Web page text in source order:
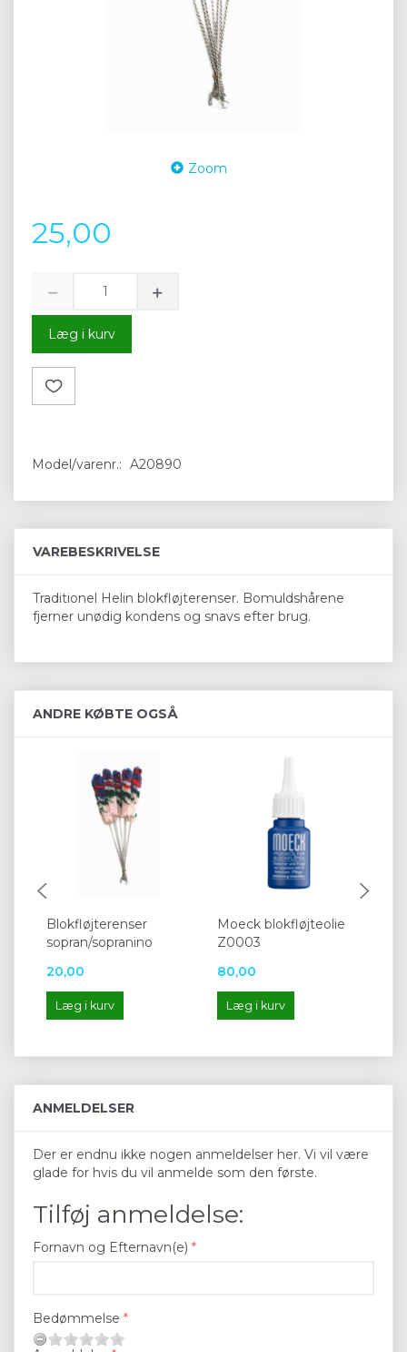
Zoom
25,00
Læg i kurv
Model/varenr.: A20890
VAREBESKRIVELSE
Traditionel Helin blokfløjterenser. Bomuldshårene
fjerner unødig kondens og snavs efter brug.
ANDRE KØBTE OGSÅ
Blokfløjterenser
sopran/sopranino
20,00
Læg i kurv
Moeck blokfløjteolie
Z0003
80,00
Læg i kurv
ANMELDELSER
Der er endnu ikke nogen anmeldelser her. Vi vil være
glade for hvis du vil anmelde som den første.
Tilføj anmeldelse:
Fornavn og Efternavn(e)
Bedømmelse